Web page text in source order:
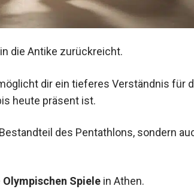
die Antike zurückreicht.
dir ein tieferes Verständnis für
bis heute präsent ist.
des Pentathlons, sondern
Olympischen Spiele in Athen.